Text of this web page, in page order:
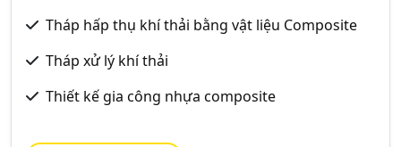
Tháp hấp thụ khí thải bằng vật liệu Composite
Tháp xử lý khí thải
Thiết kế gia công nhựa composite